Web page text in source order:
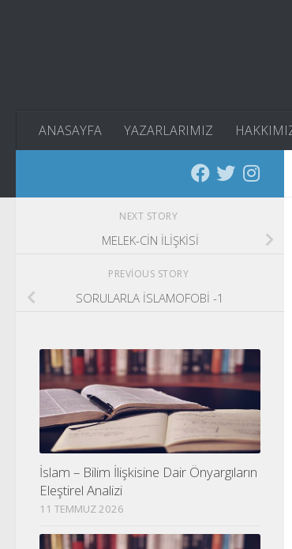
ANASAYFA YAZARLARIMIZ
NEXT STORY
MELEK-CİN İLİŞKİSİ
PREVIOUS STORY
SORULARLA İSLAMOFOBİ -1
İslam – Bilim İlişkisine Dair Önyargıların
Eleştirel Analizi
11 TEMMUZ 2026